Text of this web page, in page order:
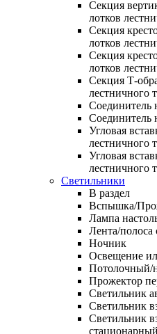
Секция
лотков
Секция
лотков
Секция
лотков
Секция Т-
лестничного
Соединитель
Соединитель
Угловая
лестничного
Угловая
лестничного
Светильники
В раздел
Вспышка/
Лампа
Лента/полоса
Ночник
Освещение
Потолочный/
Прожектор
Светильник
Светильник
Светильник
стационарный